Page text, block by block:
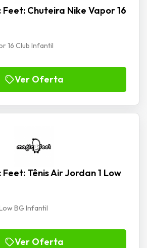
Chuteira Nike Vapor 16
16 Club Infantil
Ver Oferta
Tênis Air Jordan 1 Low
BG Infantil
Ver Oferta